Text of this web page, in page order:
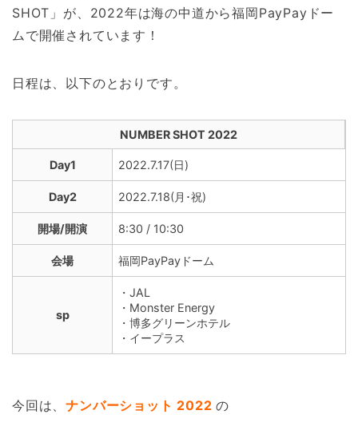
SHOT」が、2022年は海の中道から福岡PayPayドー
ムで開催されています！
日程は、以下のとおりです。
NUMBER SHOT 2022
Day1 2022.7.17(日)
Day2 2022.7.18(月･祝)
開場/開演 8:30 / 10:30
会場 福岡PayPayドーム
sp
・JAL
・Monster Energy
・博多グリーンホテル
・イープラス
今回は、ナンバーショット 2022 の